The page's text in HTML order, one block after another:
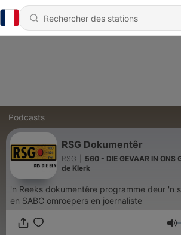
Podcasts
RSG Dokumentêr
RSG
560 - DIE GEVAAR IN ONS
de Klerk
'n Reeks dokumentêre programme deur 'n
en SABC omroepers en joernaliste